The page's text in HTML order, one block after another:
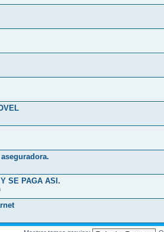
SE PAGA ASI.